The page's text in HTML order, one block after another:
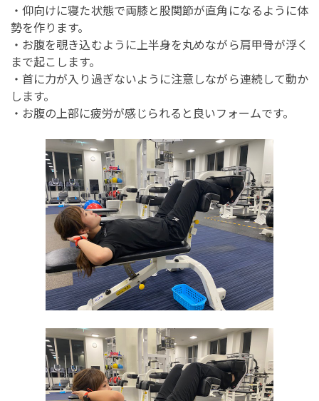
・仰向けに寝た状態で両膝と股関節が直角になるように体
勢を作ります。
・お腹を覗き込むように上半身を丸めながら肩甲骨が浮く
まで起こします。
・首に力が入り過ぎないように注意しながら連続して動か
します。
・お腹の上部に疲労が感じられると良いフォームです。